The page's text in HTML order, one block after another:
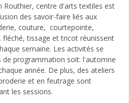
Routhier, centre d'arts textiles est
des savoir-faire liés aux
couture, courtepointe,
tissage et tricot réunissent
semaine. Les activités se
de programmation soit: l'automne
année. De plus, des ateliers
et en feutrage sont
les sessions.